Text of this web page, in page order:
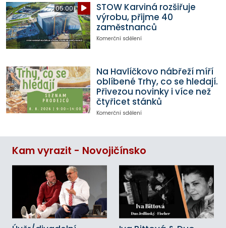
05:00
STOW Karviná rozšiřuje
výrobu, přijme 40
zaměstnanců
Komerční sdělení
Na Havlíčkovo nábřeží míří
oblíbené Trhy, co se hledají.
Přivezou novinky i více než
čtyřicet stánků
Komerční sdělení
Kam vyrazit - Novojičínsko